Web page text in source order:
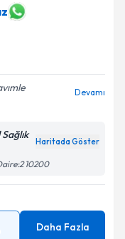
Devamı
Haritada Göster
10200
Daha Fazla